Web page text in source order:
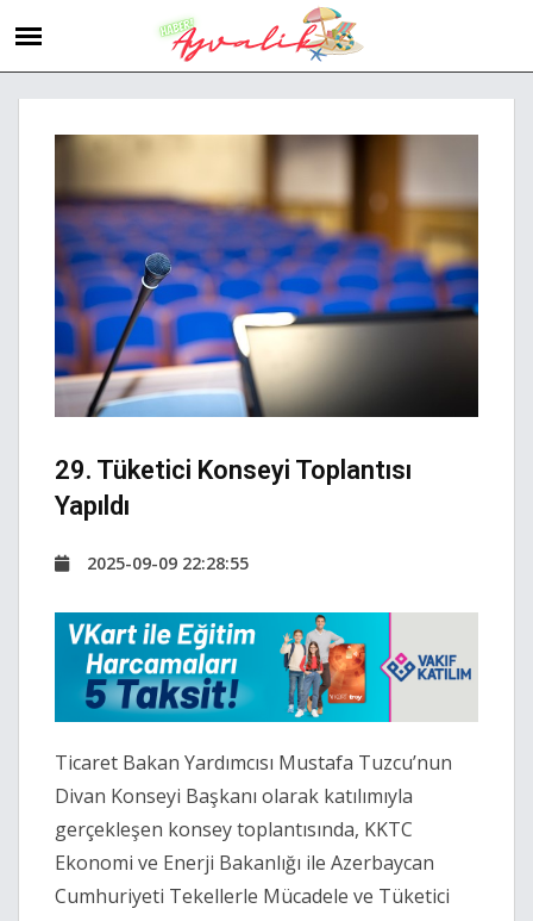
29. Tüketici Konseyi Toplantısı
Yapıldı
2025-09-09 22:28:55
Ticaret Bakan Yardımcısı Mustafa Tuzcu’nun
Divan Konseyi Başkanı olarak katılımıyla
gerçekleşen konsey toplantısında, KKTC
Ekonomi ve Enerji Bakanlığı ile Azerbaycan
Cumhuriyeti Tekellerle Mücadele ve Tüketici